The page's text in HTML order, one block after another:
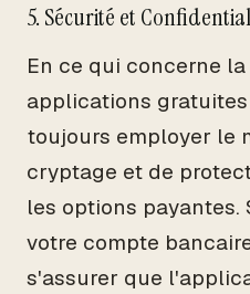
5. Sécurité et
En ce qui concerne
applications
toujours employer le
cryptage et de
les options payantes.
votre compte
s'assurer que